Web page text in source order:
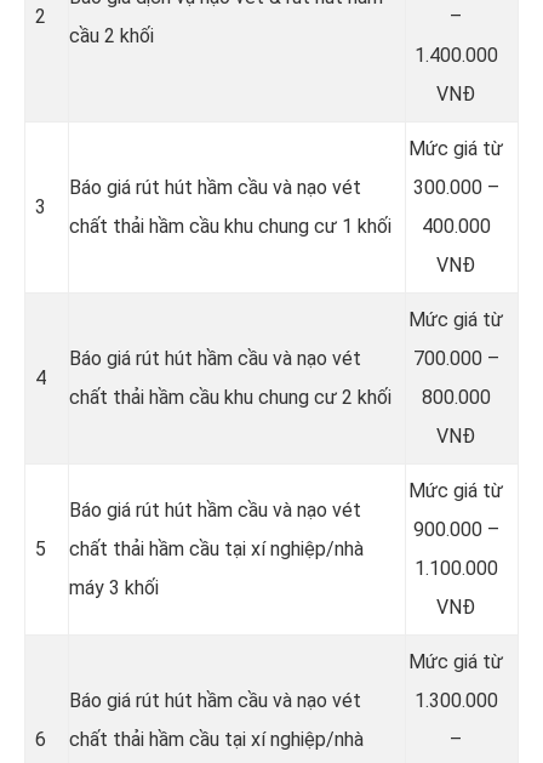
2
cầu 2 khối
–
1.400.000
VNĐ
3
Báo giá rút hút hầm cầu và nạo vét
chất thải hầm cầu khu chung cư 1 khối
Mức giá từ
300.000 –
400.000
VNĐ
4
Báo giá rút hút hầm cầu và nạo vét
chất thải hầm cầu khu chung cư 2 khối
Mức giá từ
700.000 –
800.000
VNĐ
5
Báo giá rút hút hầm cầu và nạo vét
chất thải hầm cầu tại xí nghiệp/nhà
máy 3 khối
Mức giá từ
900.000 –
1.100.000
VNĐ
6
Báo giá rút hút hầm cầu và nạo vét
chất thải hầm cầu tại xí nghiệp/nhà
Mức giá từ
1.300.000
–